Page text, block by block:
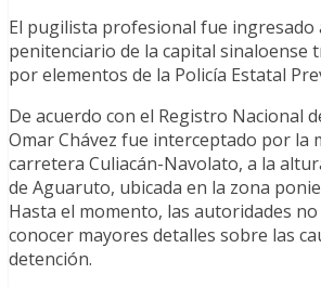
El pugilista profesional fue ingresado
penitenciario de la capital sinaloense
por elementos de la Policía Estatal
De acuerdo con el Registro Nacional
Omar Chávez fue interceptado por la
carretera Culiacán-Navolato, a la
de Aguaruto, ubicada en la zona
Hasta el momento, las autoridades
conocer mayores detalles sobre las
detención.